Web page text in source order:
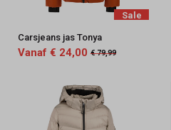
Sale
Carsjeans jas Tonya
Vanaf € 24,00 € 79,99